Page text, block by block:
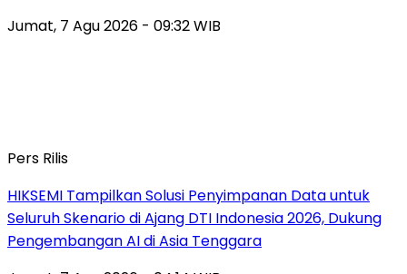
Jumat, 7 Agu 2026 - 09:32 WIB
Pers Rilis
HIKSEMI Tampilkan Solusi Penyimpanan Data untuk
Seluruh Skenario di Ajang DTI Indonesia 2026, Dukung
Pengembangan AI di Asia Tenggara